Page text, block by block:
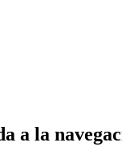
a la